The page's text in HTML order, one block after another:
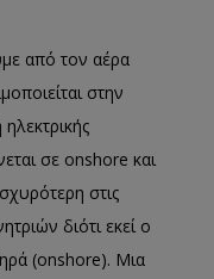
από τον αέρα
στην
σε onshore και
στις
διότι εκεί ο
(onshore). Μια